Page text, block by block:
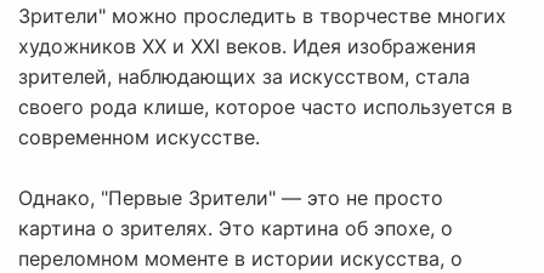
Зрители" можно проследить в творчестве многих
художников XX и XXI веков. Идея изображения
зрителей, наблюдающих за искусством, стала
своего рода клише, которое часто используется в
современном искусстве.
Однако, "Первые Зрители" — это не просто
картина о зрителях. Это картина об эпохе, о
переломном моменте в истории искусства, о